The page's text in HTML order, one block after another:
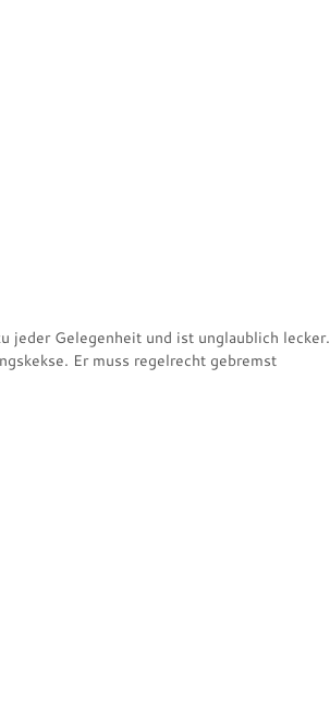
jeder Gelegenheit und ist unglaublich lecker.
Er muss regelrecht gebremst